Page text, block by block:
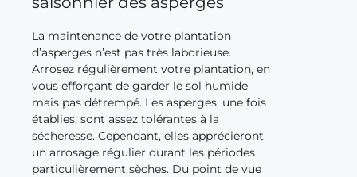
La maintenance de votre plantation
d’asperges n’est pas très laborieuse.
Arrosez régulièrement votre plantation, en
vous efforçant de garder le sol humide
mais pas détrempé. Les asperges, une fois
établies, sont assez tolérantes à la
sécheresse. Cependant, elles apprécieront
un arrosage régulier durant les périodes
particulièrement sèches. Du point de vue